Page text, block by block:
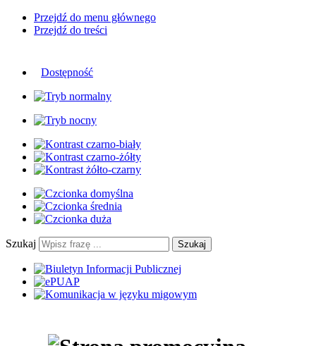
Przejdź do menu głównego
Przejdź do treści
Dostępność
Szukaj Szukaj